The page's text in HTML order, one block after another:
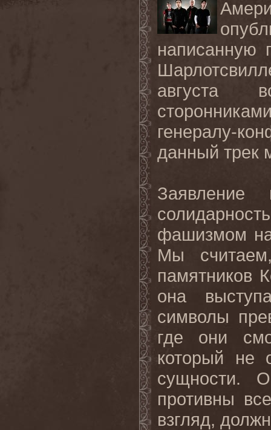
написанную
августа
генералу-
данный трек
фашизмом
Мы
памятников
она
символы
где они
который не
сущности.
противны
взгляд,